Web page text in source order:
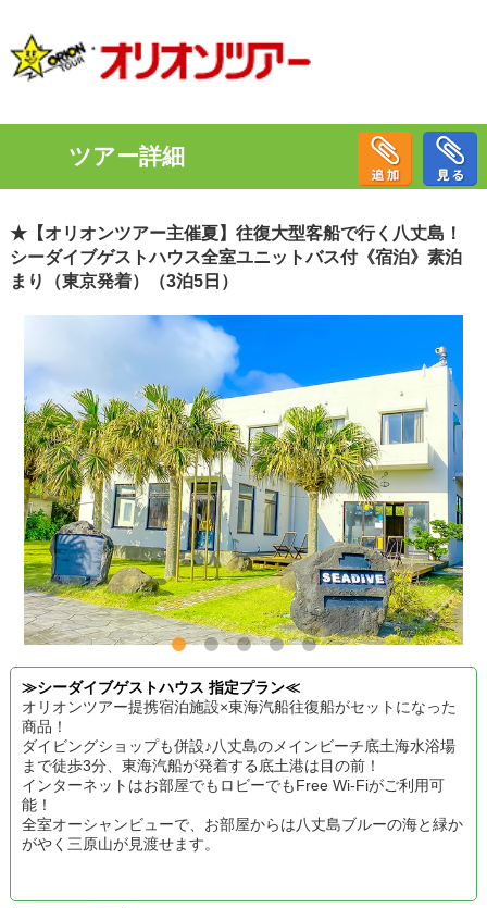
ツアー詳細
★【オリオンツアー主催夏】往復大型客船で行く八丈島！
シーダイブゲストハウス全室ユニットバス付《宿泊》素泊
まり（東京発着）（3泊5日）
≫シーダイブゲストハウス 指定プラン≪
オリオンツアー提携宿泊施設×東海汽船往復船がセットになった
商品！
ダイビングショップも併設♪八丈島のメインビーチ底土海水浴場
まで徒歩3分、東海汽船が発着する底土港は目の前！
インターネットはお部屋でもロビーでもFree Wi-Fiがご利用可
能！
全室オーシャンビューで、お部屋からは八丈島ブルーの海と緑か
がやく三原山が見渡せます。